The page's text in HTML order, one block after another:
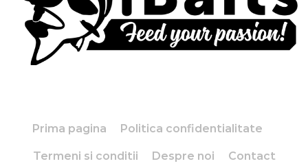
Prima pagina Politica confidentialitate
Termeni si conditii Despre noi Contact